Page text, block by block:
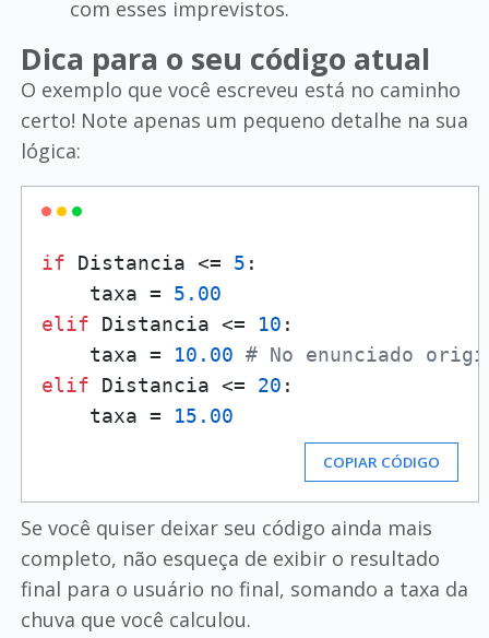
com esses imprevistos.
Dica para o seu código atual
O exemplo que você escreveu está no caminho
certo! Note apenas um pequeno detalhe na sua
lógica:
if Distancia <= 5 :
    taxa =
5.00
elif Distancia <= 10 :
    taxa =
10.00 # No enunciado
elif Distancia <= 20 :
    taxa =
15.00
COPIAR CÓDIGO
Se você quiser deixar seu código ainda mais
completo, não esqueça de exibir o resultado
final para o usuário no final, somando a taxa da
chuva que você calculou.